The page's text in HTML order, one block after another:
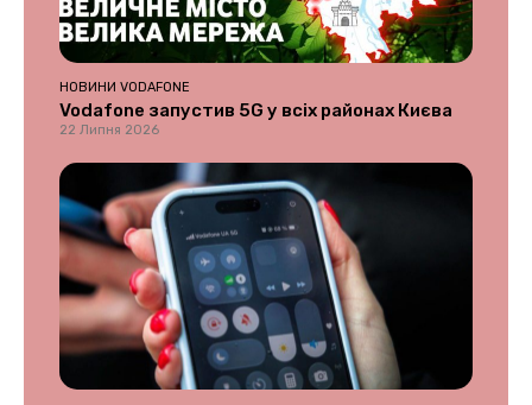
НОВИНИ VODAFONE
Vodafone запустив 5G у всіх районах Києва
22 Липня 2026